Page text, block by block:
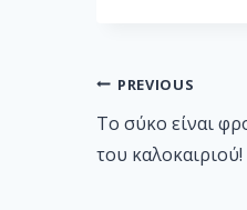
PREVIOUS
Tο σύκο είναι
του καλοκαιριού!